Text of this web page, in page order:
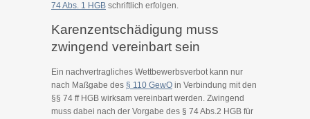
74 Abs. 1 HGB schriftlich erfolgen.
Karenzentschädigung muss
zwingend vereinbart sein
Ein nachvertragliches Wettbewerbsverbot kann nur
nach Maßgabe des § 110 GewO in Verbindung mit den
§§ 74 ff HGB wirksam vereinbart werden. Zwingend
muss dabei nach der Vorgabe des § 74 Abs.2 HGB für